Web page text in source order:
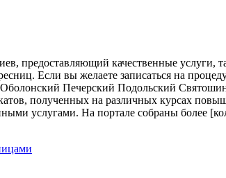
предоставляющий качественные услуги,
Если вы желаете записаться на
Оболонский Печерский Подольский
полученных на различных курсах
услугами. На портале собраны более